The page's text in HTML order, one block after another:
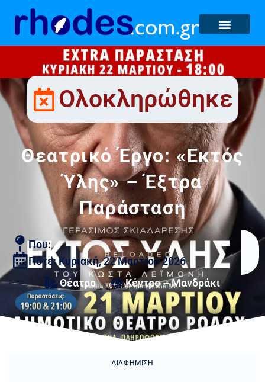
Ολοκληρώθηκε
Θεατρικό Έργο: «Εκτός
Ύλης» – Έξτρα
Παράσταση
Που:
Πότε: Κυριακή, 22 Μαρτίου 2026
Θέατρο
Κέντρο – Μανδράκι
ΔΙΑΦΉΜΙΣΗ